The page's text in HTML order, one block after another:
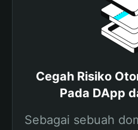
Cegah Risiko
Pada DApp
Sebagai sebuah